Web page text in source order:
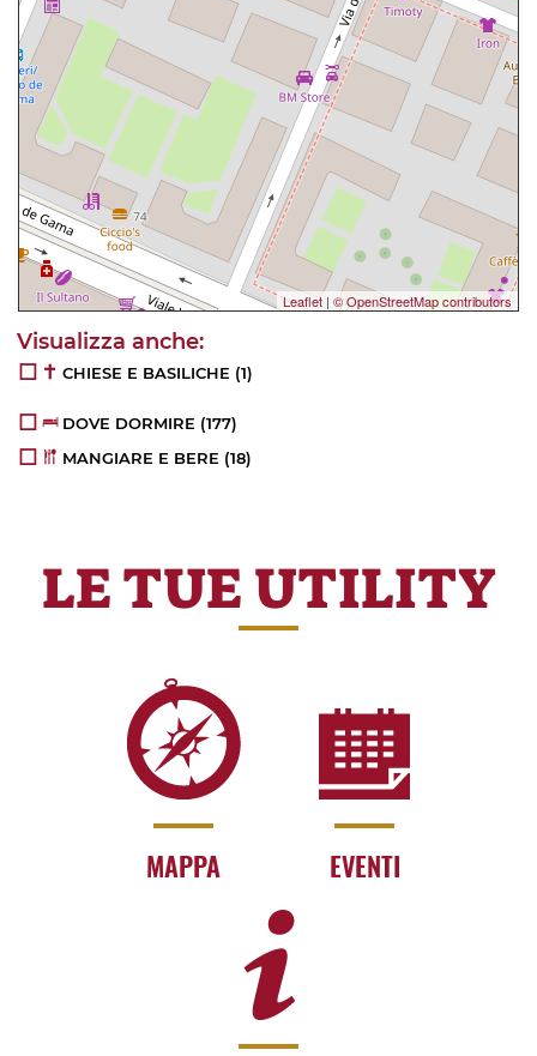
Leaflet | © OpenStreetMap contributors
CHIESE E BASILICHE (1)
DOVE DORMIRE (177)
MANGIARE E BERE (18)
LE TUE UTILITY
MAPPA EVENTI